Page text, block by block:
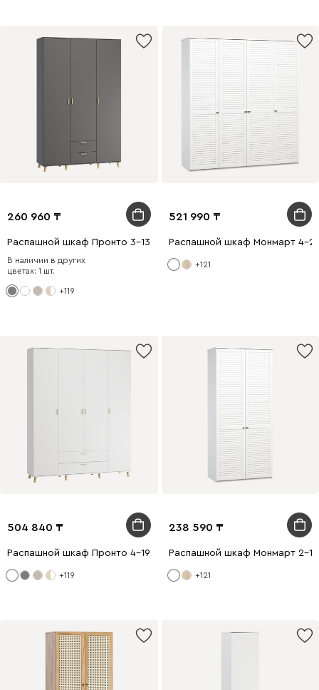
260 960
Распашной шкаф Пронто 3-130x210 Графитовый
В наличии в других
цветах: 1 шт.
+119
521 990
Распашной шкаф Монмарт 4-
+121
504 840
Распашной шкаф Пронто 4-190x240 Белый с зеркалом
+119
238 590
Распашной шкаф Монмарт 2-
+121